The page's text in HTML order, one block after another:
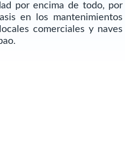
por encima de todo, por
en los mantenimientos
comerciales y naves